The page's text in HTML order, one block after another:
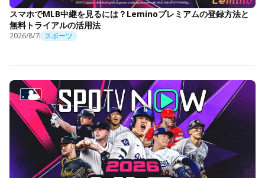
スマホでMLB中継を見るには？Leminoプレミアムの登録方法と
無料トライアルの活用法
2026/8/7 スポーツ